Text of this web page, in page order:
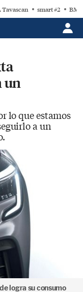
smart #2
un
lo que estamos
a un
logra su consumo